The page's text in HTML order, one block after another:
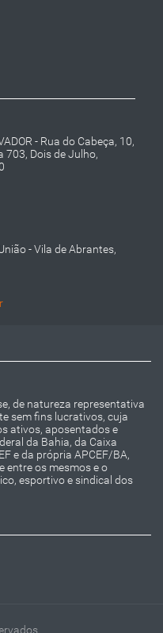
- Rua do Cabeça, 10,
703, Dois de Julho,
- Vila de Abrantes,
de natureza representativa
sem fins lucrativos, cuja
ativos, aposentados e
da Bahia, da Caixa
e da própria APCEF/BA,
entre os mesmos e o
esportivo e sindical dos